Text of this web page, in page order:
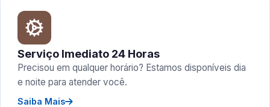
Serviço Imediato 24 Horas
Precisou em qualquer horário? Estamos disponíveis dia
e noite para atender você.
Saiba Mais